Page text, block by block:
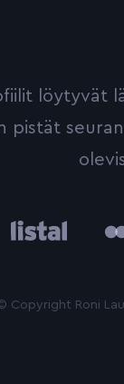
löytyvät
pistät
Copyright Roni